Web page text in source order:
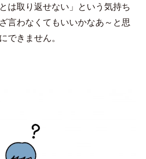
は取り返せない」という気持ち
言わなくてもいいかなあ～と思
できません。